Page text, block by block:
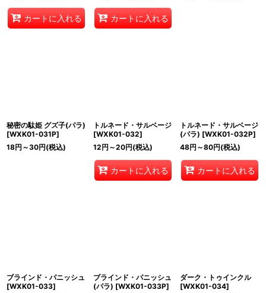
カートに入れる カートに入れる
秘密の駄姫 グズ子(パラ)
[WXK01-031P]
18円 ～30円(税込)
トルネード・サルベージ
[WXK01-032]
12円 ～20円(税込)
カートに入れる
トルネード・サルベージ
(パラ) [WXK01-032P]
48円 ～80円(税込)
カートに入れる
ブラインド・パニッシュ
[WXK01-033]
ブラインド・パニッシュ
(パラ) [WXK01-033P]
ダーク・トゥインクル
[WXK01-034]